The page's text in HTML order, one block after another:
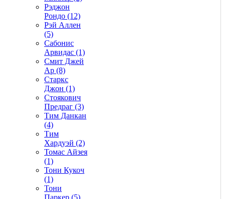
Рэджон
Рондо (12)
Рэй Аллен
(5)
Сабонис
Арвидас (1)
Смит Джей
Ар (8)
Старкс
Джон (1)
Стоякович
Предраг (3)
Тим Данкан
(4)
Тим
Хардуэй (2)
Томас Айзея
(1)
Тони Кукоч
(1)
Тони
Паркер (5)